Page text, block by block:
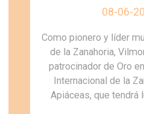
08-06-
Como pionero y líder
de la Zanahoria,
patrocinador de Oro
Internacional de la
Apiáceas, que tendrá